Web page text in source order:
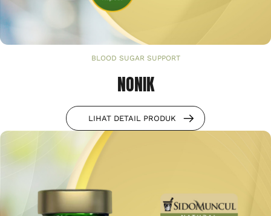
BLOOD SUGAR SUPPORT
NONIK
LIHAT DETAIL PRODUK